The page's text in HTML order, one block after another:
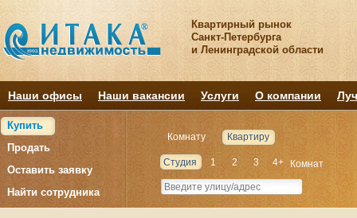
Квартирный рынок
Санкт-Петербурга
и Ленинградской области
Наши офисы Наши вакансии Услуги О компании
Купить
Продать
Оставить заявку
Найти сотрудника
Комнату Квартиру
Студия 1 2 3 4+ Комнат